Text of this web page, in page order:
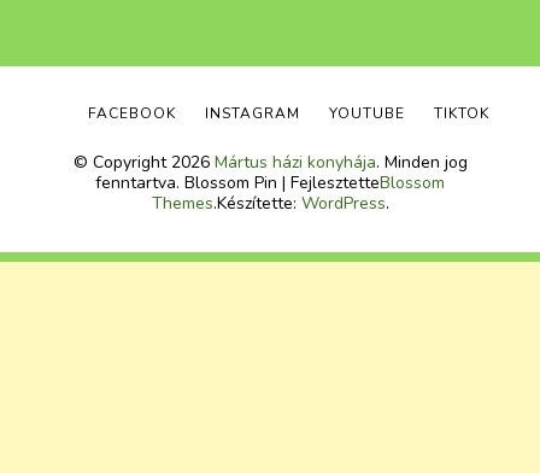
© Copyright 2026 Mártus házi konyhája. Minden jog
fenntartva. Blossom Pin | FejlesztetteBlossom
Themes.Készítette: WordPress.
FACEBOOK INSTAGRAM YOUTUBE TIKTOK